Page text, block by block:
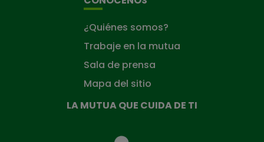
¿Quiénes somos?
Trabaje en la mutua
Sala de prensa
Mapa del sitio
LA MUTUA QUE CUIDA DE TI